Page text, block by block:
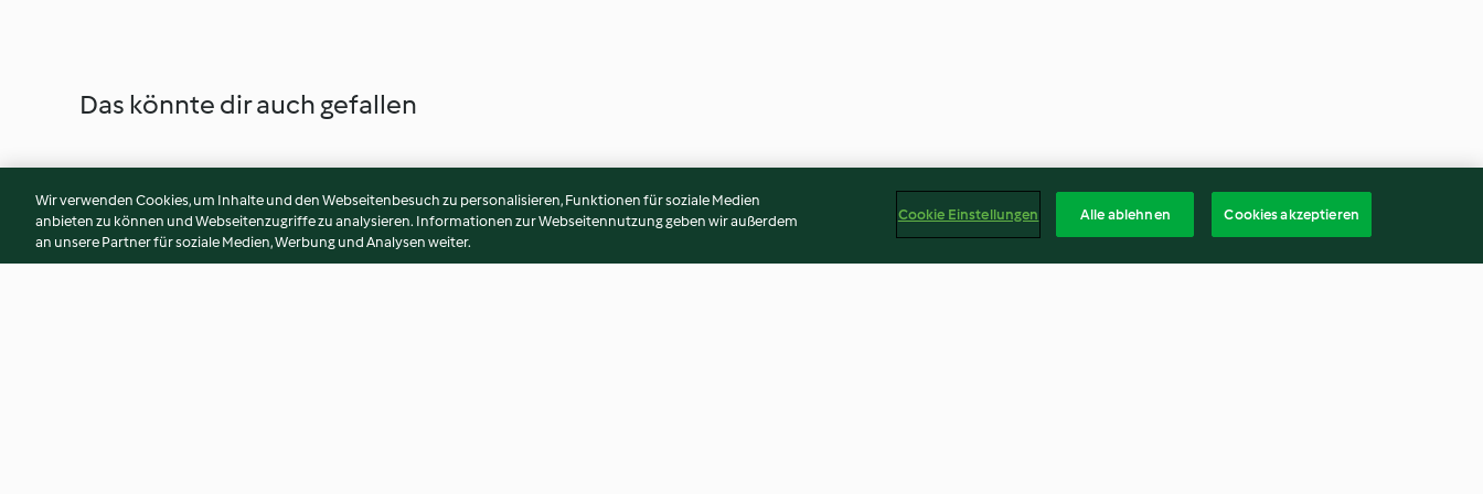
Das könnte dir auch gefallen
Wir verwenden Cookies, um Inhalte und den Webseitenbesuch zu personalisieren, Funktionen für soziale Medien
anbieten zu können und Webseitenzugriffe zu analysieren. Informationen zur Webseitennutzung geben wir außerdem
an unsere Partner für soziale Medien, Werbung und Analysen weiter.
Cookie Einstellungen Alle ablehnen Cookies akzeptieren